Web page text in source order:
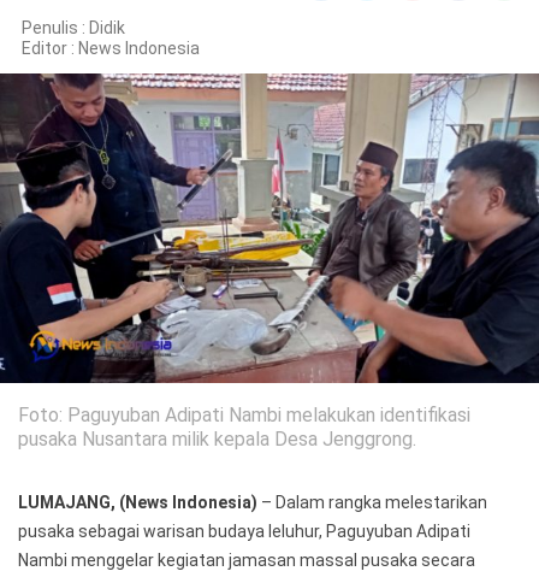
Korupsi
Politik
Gaya Hidup
Kesehatan Kuliner
Otomotif
Iptek
Pendidikan Ilmiah
Teknologi
SosBud
Penulis : Didik
Editor : News Indonesia
Foto: Paguyuban Adipati Nambi melakukan identifikasi
pusaka Nusantara milik kepala Desa Jenggrong.
LUMAJANG, (News Indonesia) – Dalam rangka melestarikan
pusaka sebagai warisan budaya leluhur, Paguyuban Adipati
Nambi menggelar kegiatan jamasan massal pusaka secara